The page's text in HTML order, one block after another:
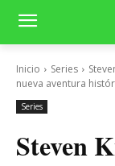
Inicio Series
nueva aventura
Series
Steven